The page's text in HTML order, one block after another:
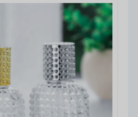
поверхность, создавая
внешний вид для
Разработанный для
парфюмерных коллекций, этот
баланс между [...]...
ДЕТАЛИ